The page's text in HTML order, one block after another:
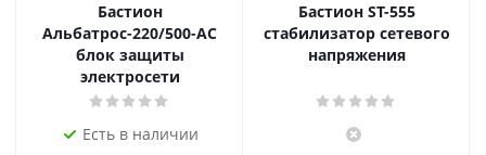
Бастион
Альбатрос-220/500-АС
блок защиты
электросети
Есть в наличии
Бастион ST-555
стабилизатор сетевого
напряжения